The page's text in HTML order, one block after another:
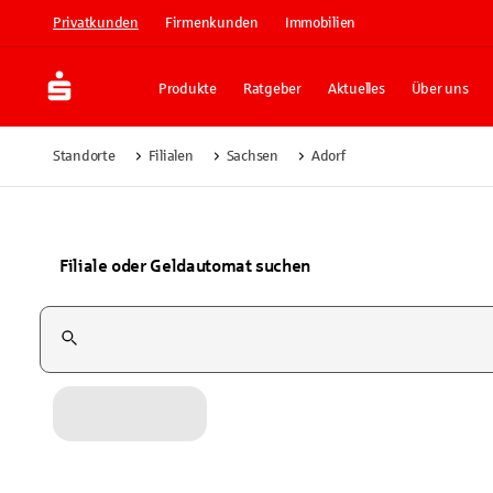
Privatkunden Firmenkunden Immobilien
Produkte Ratgeber Aktuelles Über uns
Standorte Filialen Sachsen Adorf
Filiale oder Geldautomat suchen
Suchfeld